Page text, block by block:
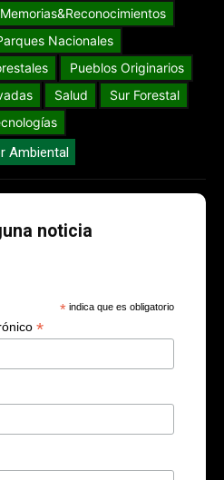
Memorias&Reconocimientos
Nacionales
Pueblos Originarios
Salud
Sur Forestal
Ambiental
noticia
* indica que es obligatorio
*